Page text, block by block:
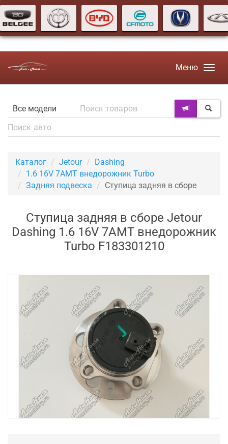
Меню
Каталог Jetour
Dashing
1.6 16V 7AMT внедорожник Turbo
Задняя подвеска
Ступица задняя в сборе
Ступица задняя в сборе Jetour
Dashing 1.6 16V 7AMT внедорожник
Turbo F183301210